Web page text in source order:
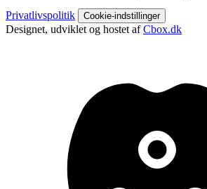
Privatlivspolitik Cookie-indstillinger
Designet, udviklet og hostet afCbox.dk